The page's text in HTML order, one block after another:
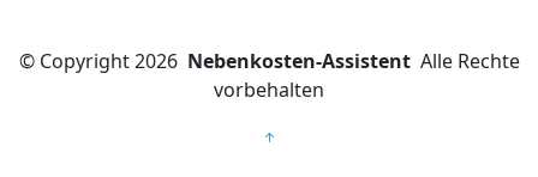
© Copyright 2026 Nebenkosten-Assistent Alle Rechte
vorbehalten